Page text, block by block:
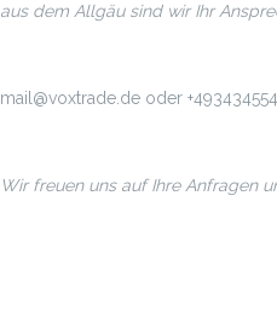
aus dem Allgäu sind wir Ihr
mail@voxtrade.de oder
Wir freuen uns auf Ihre Anfragen